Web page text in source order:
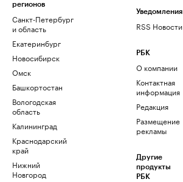
регионов
Санкт-Петербург
и область
Екатеринбург
Новосибирск
Омск
Башкортостан
Вологодская
область
Калининград
Краснодарский
край
Нижний
Новгород
Уведомления
RSS Новости
РБК
О компании
Контактная
информация
Редакция
Размещение
рекламы
Другие
продукты
РБК